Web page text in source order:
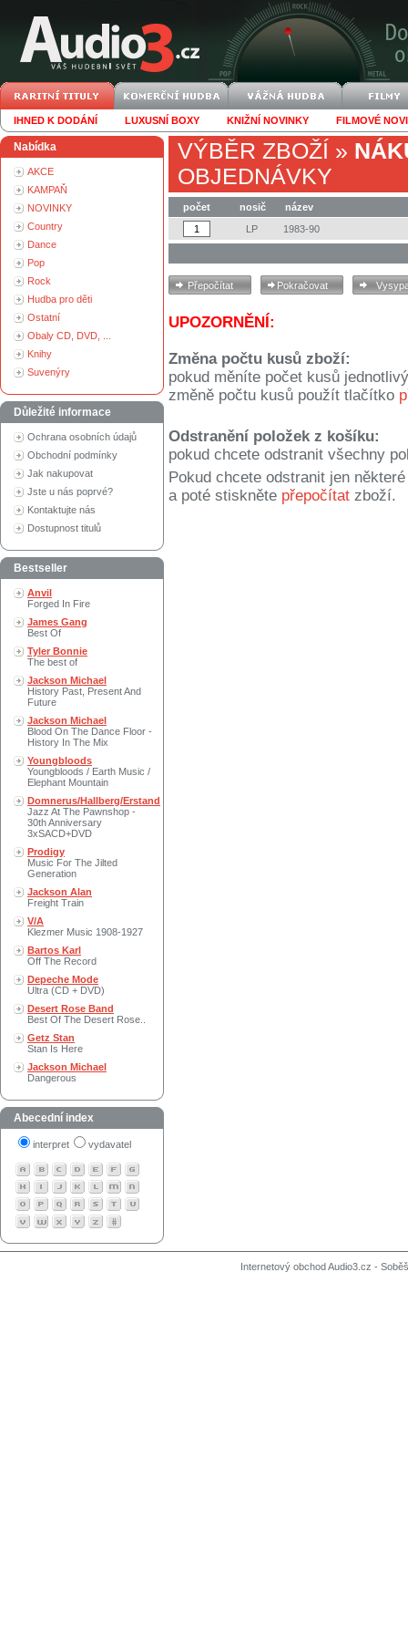
IHNED K DODÁNÍ LUXUSNÍ BOXY KNIŽNÍ NOVINKY FILMOVÉ
Nabídka
AKCE
KAMPAŇ
NOVINKY
Country
Dance
Pop
Rock
Hudba pro děti
Ostatní
Obaly CD, DVD, ...
Knihy
Suvenýry
Důležité informace
Ochrana osobních údajů
Obchodní podmínky
Jak nakupovat
Jste u nás poprvé?
Kontaktujte nás
Dostupnost titulů
Bestseller
Anvil
Forged In Fire
James Gang
Best Of
Tyler Bonnie
The best of
Jackson Michael
History Past, Present And
Future
Jackson Michael
Blood On The Dance Floor -
History In The Mix
Youngbloods
Youngbloods / Earth Music /
Elephant Mountain
Domnerus/Hallberg/Erstand
Jazz At The Pawnshop -
30th Anniversary
3xSACD+DVD
Prodigy
Music For The Jilted
Generation
Jackson Alan
Freight Train
V/A
Klezmer Music 1908-1927
Bartos Karl
Off The Record
Depeche Mode
Ultra (CD + DVD)
Desert Rose Band
Best Of The Desert Rose..
Getz Stan
Stan Is Here
Jackson Michael
Dangerous
Abecední index
interpret vydavatel
VÝBĚR ZBOŽÍ »
OBJEDNÁVKY
počet nosič
název
LP
1983-90
UPOZORNĚNÍ:
Změna počtu kusů zboží:
pokud měníte počet kusů
změně počtu kusů použít tlačítko
Odstranění položek z košíku:
pokud chcete odstranit všechny
Pokud chcete odstranit jen
a poté stiskněte přepočítat zboží.
Internetový obchod Audio3.cz -